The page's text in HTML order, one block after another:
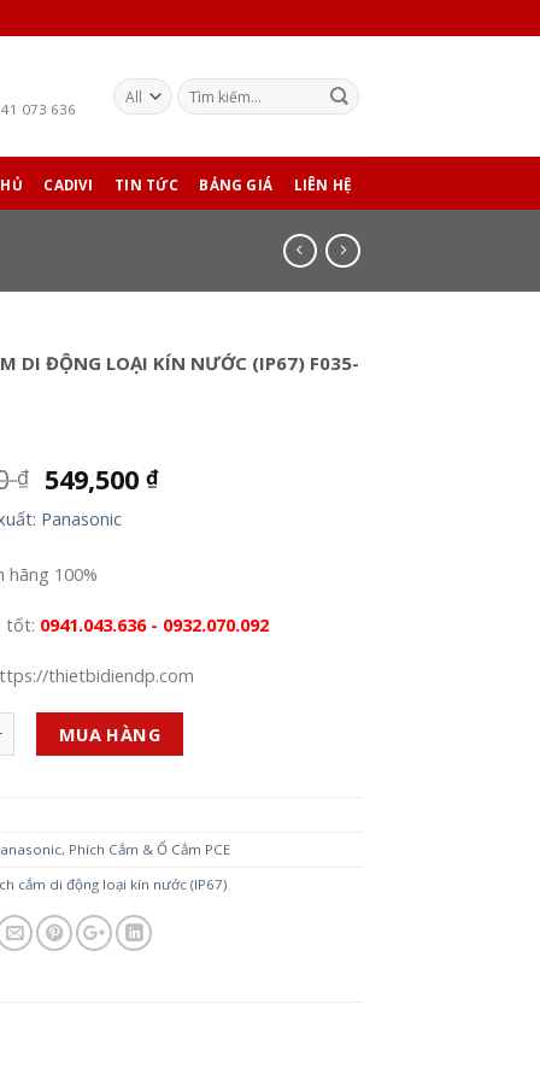
073 636
CADIVI TIN TỨC BẢNG GIÁ LIÊN HỆ
DI ĐỘNG LOẠI KÍN NƯỚC (IP67) F035-
₫ 549,500 ₫
Panasonic
hãng 100%
tốt: 0941.043.636 - 0932.070.092
thietbidiendp.com
MUA HÀNG
, Phích Cắm & Ổ Cắm PCE
cắm di động loại kín nước (IP67)